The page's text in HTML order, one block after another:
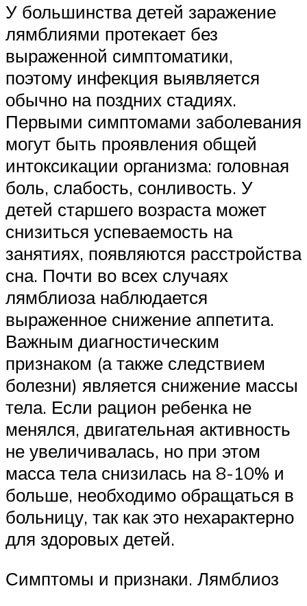
У большинства детей заражение
лямблиями протекает без
выраженной симптоматики,
поэтому инфекция выявляется
обычно на поздних стадиях.
Первыми симптомами заболевания
могут быть проявления общей
интоксикации организма: головная
боль, слабость, сонливость. У
детей старшего возраста может
снизиться успеваемость на
занятиях, появляются расстройства
сна. Почти во всех случаях
лямблиоза наблюдается
выраженное снижение аппетита.
Важным диагностическим
признаком (а также следствием
болезни) является снижение массы
тела. Если рацион ребенка не
менялся, двигательная активность
не увеличивалась, но при этом
масса тела снизилась на 8-10% и
больше, необходимо обращаться в
больницу, так как это нехарактерно
для здоровых детей.
Симптомы и признаки. Лямблиоз